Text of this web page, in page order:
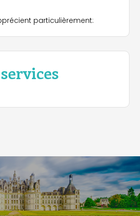
particulièrement: